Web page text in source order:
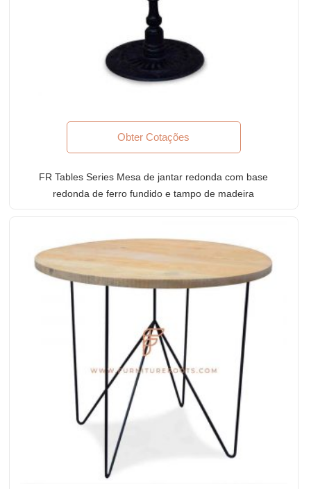
Obter Cotações
FR Tables Series Mesa de jantar redonda com base
redonda de ferro fundido e tampo de madeira